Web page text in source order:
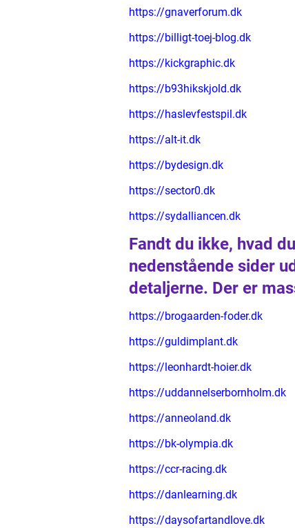
https://gnaverforum.dk
https://billigt-toej-blog.dk
https://kickgraphic.dk
https://b93hikskjold.dk
https://haslevfestspil.dk
https://alt-it.dk
https://bydesign.dk
https://sector0.dk
https://sydalliancen.dk
Fandt du ikke, hvad
nedenstående sider
detaljerne. Der er
https://brogaarden-foder.dk
https://guldimplant.dk
https://leonhardt-hoier.dk
https://uddannelserbornholm.dk
https://anneoland.dk
https://bk-olympia.dk
https://ccr-racing.dk
https://danlearning.dk
https://daysofartandlove.dk